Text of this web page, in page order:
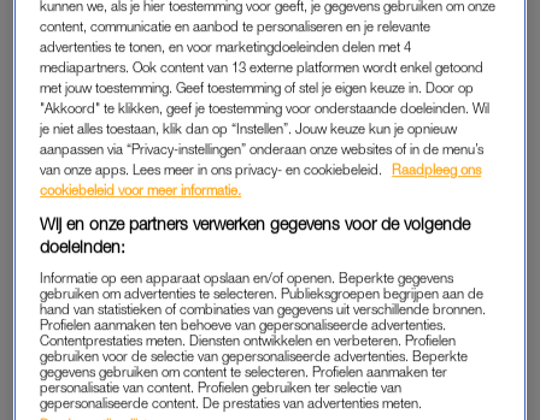
iemand hielp met douchen is ongeveer twaalf jaar geleden,
mijn dochter, die inmiddels achttien is, en geliefden niet
meegerekend.
We lopen naar haar kamer. Ik voel zenuwen opkomen. Wat
tref ik zo aan? Ik verwacht de geur van de dood. Hoe zal ik
reageren op een naakt lichaam waar het leven uitsijpelt? Er
komt angst opzetten. Wat als ik onpasselijk word en flauwval?
Hoe verschrikkelijk beschamend zou dat zijn tegenover die
mevrouw en de verpleegkundige. Dadelijk ben ik geen hulp,
maar een grote last. Blijven ademen, spreek ik mezelf toe. Het
lukt me mijn gedachten snel onder controle te krijgen en ik
stap kalm de kamer van Margriet binnen.
kunnen we, als je hier toestemming voor geeft, je gegevens gebruiken om onze
content, communicatie en aanbod te personaliseren en je relevante
advertenties te tonen, en voor marketingdoeleinden delen met 4
mediapartners. Ook content van 13 externe platformen wordt enkel getoond
met jouw toestemming. Geef toestemming of stel je eigen keuze in. Door op
"Akkoord" te klikken, geef je toestemming voor onderstaande doeleinden. Wil
je niet alles toestaan, klik dan op “Instellen”. Jouw keuze kun je opnieuw
aanpassen via “Privacy-instellingen” onderaan onze websites of in de menu’s
van onze apps. Lees meer in ons privacy- en cookiebeleid.
Raadpleeg ons
cookiebeleid voor meer informatie.
Wij en onze partners verwerken gegevens voor de volgende
doeleinden:
Informatie op een apparaat opslaan en/of openen. Beperkte gegevens
gebruiken om advertenties te selecteren. Publieksgroepen begrijpen aan de
hand van statistieken of combinaties van gegevens uit verschillende bronnen.
Profielen aanmaken ten behoeve van gepersonaliseerde advertenties.
Contentprestaties meten. Diensten ontwikkelen en verbeteren. Profielen
gebruiken voor de selectie van gepersonaliseerde advertenties. Beperkte
gegevens gebruiken om content te selecteren. Profielen aanmaken ter
personalisatie van content. Profielen gebruiken ter selectie van
gepersonaliseerde content. De prestaties van advertenties meten.